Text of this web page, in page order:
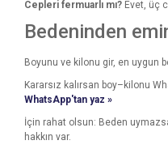
Cepleri fermuarlı mı? Evet, üç
Bedeninden
Boyunu ve kilonu gir, en uygun
Kararsız kalırsan boy–kilonu
WhatsApp'tan yaz »
İçin rahat olsun: Beden
hakkın var.